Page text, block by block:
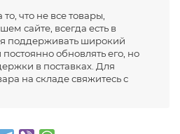
что не все товары,
сайте, всегда есть в
поддерживать широкий
обновлять его, но
в поставках. Для
на складе свяжитесь с